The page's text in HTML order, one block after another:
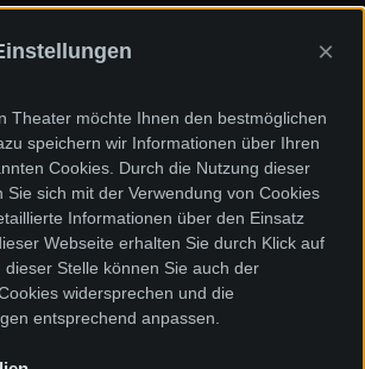
Förderer ×
Theater möchte Ihnen den bestmöglichen
speichern wir Informationen über Ihren
Cookies. Durch die Nutzung dieser
Sie sich mit der Verwendung von Cookies
Informationen über den Einsatz
Webseite erhalten Sie durch Klick auf
dieser Stelle können Sie auch der
widersprechen und die
entsprechend anpassen.